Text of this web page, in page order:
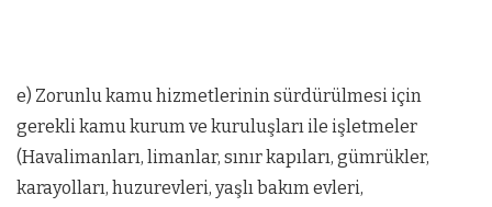
e) Zorunlu kamu hizmetlerinin sürdürülmesi için
gerekli kamu kurum ve kuruluşları ile işletmeler
(Havalimanları, limanlar, sınır kapıları, gümrükler,
karayolları, huzurevleri, yaşlı bakım evleri,